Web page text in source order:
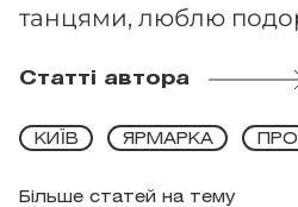
танцями, люблю
Статті автора
Більше статей на тему
КИЇВ ЯРМАРКА